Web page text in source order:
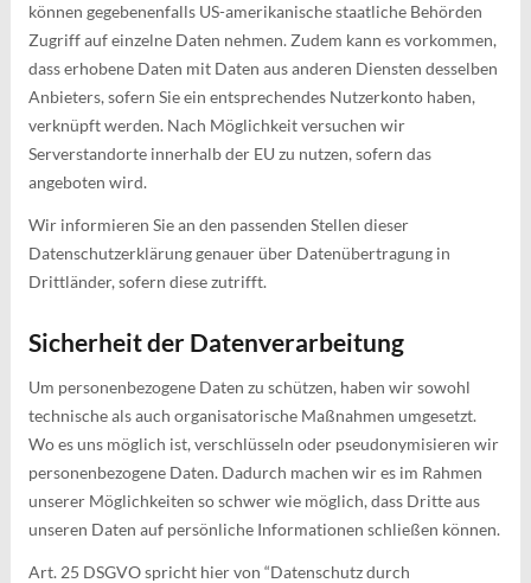
können gegebenenfalls US-amerikanische staatliche Behörden
Zugriff auf einzelne Daten nehmen. Zudem kann es vorkommen,
dass erhobene Daten mit Daten aus anderen Diensten desselben
Anbieters, sofern Sie ein entsprechendes Nutzerkonto haben,
verknüpft werden. Nach Möglichkeit versuchen wir
Serverstandorte innerhalb der EU zu nutzen, sofern das
angeboten wird.
Wir informieren Sie an den passenden Stellen dieser
Datenschutzerklärung genauer über Datenübertragung in
Drittländer, sofern diese zutrifft.
Sicherheit der Datenverarbeitung
Um personenbezogene Daten zu schützen, haben wir sowohl
technische als auch organisatorische Maßnahmen umgesetzt.
Wo es uns möglich ist, verschlüsseln oder pseudonymisieren wir
personenbezogene Daten. Dadurch machen wir es im Rahmen
unserer Möglichkeiten so schwer wie möglich, dass Dritte aus
unseren Daten auf persönliche Informationen schließen können.
Art. 25 DSGVO spricht hier von “Datenschutz durch